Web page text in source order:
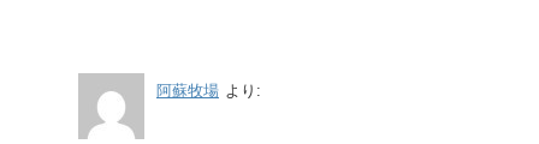
阿蘇牧場 より: